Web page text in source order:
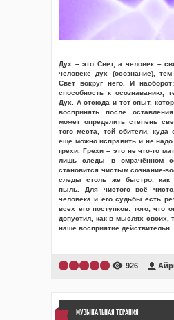
Дух – это Свет, а человек –
человеке дух (осознание),
Свет вокруг него. И
способность к осознаванию,
Дух. А отсюда и тот опыт,
воспринять после
может определить степень
того места, той обители, куда
ещё можно исправить и не
грехи. Грехи – это не что-то
лишь следы в омрачённом
становится чистым сознание-
следы столь же быстро, как
пыль. Для чистого всё
человека и его судьбы есть
всех его поступков: того, что
допустил, как в мыслях своих,
наше восприятие действительн
926
МУЗЫКАЛЬНАЯ ТЕРАПИЯ